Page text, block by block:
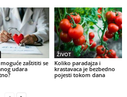
zaštititi se
udara
ŽIVOT
Koliko paradajza i
krastavaca je bezbedno
pojesti tokom dana